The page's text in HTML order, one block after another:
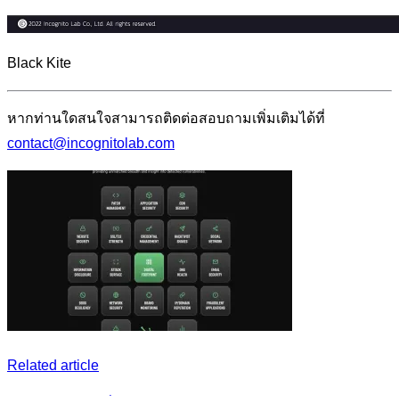
Black Kite
หากท่านใดสนใจสามารถติดต่อสอบถามเพิ่มเติมได้ที่
contact@incognitolab.com
Related article